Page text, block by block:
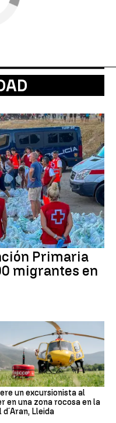
Primaria
migrantes en
un excursionista al
en una zona rocosa en la
d´Aran, Lleida